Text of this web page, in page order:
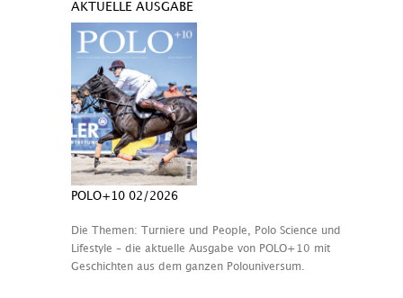
AKTUELLE AUSGABE
POLO+10 02/2026
Die Themen: Turniere und People, Polo Science und
Lifestyle – die aktuelle Ausgabe von POLO+10 mit
Geschichten aus dem ganzen Polouniversum.